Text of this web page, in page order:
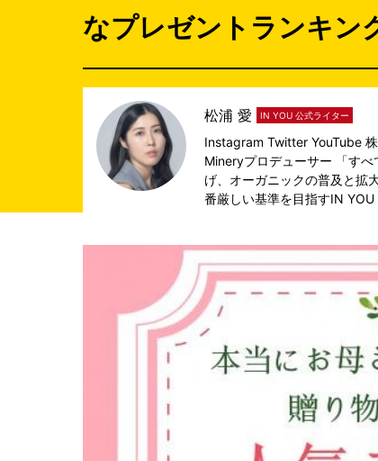
なプレゼントランキン
松浦 愛 IN YOU 公式ライター
Instagram Twitter YouTube
Mineryプロデューサー 「す
げ、オーガニックの普及と拡
番厳しい基準を目指すIN YOU